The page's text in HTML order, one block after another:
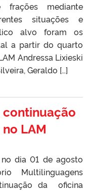
mediante
situações e
alvo foram os
a partir do quarto
Andressa Lixieski
Geraldo […]
continuação
LAM
dia 01 de agosto
Multilinguagens
da oficina